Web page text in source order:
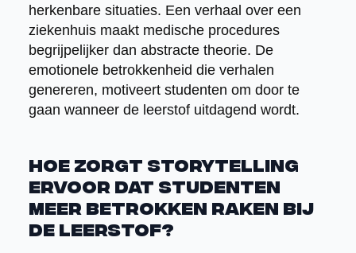
herkenbare situaties. Een verhaal over een
ziekenhuis maakt medische procedures
begrijpelijker dan abstracte theorie. De
emotionele betrokkenheid die verhalen
genereren, motiveert studenten om door te
gaan wanneer de leerstof uitdagend wordt.
Hoe zorgt storytelling
ervoor dat studenten
meer betrokken raken bij
de leerstof?